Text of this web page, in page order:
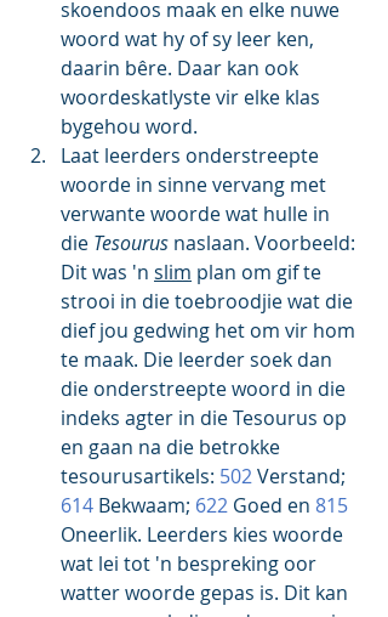
skoendoos maak en elke nuwe
woord wat hy of sy leer ken,
daarin bêre. Daar kan ook
woordeskatlyste vir elke klas
bygehou word.
Laat leerders onderstreepte
woorde in sinne vervang met
verwante woorde wat hulle in
die Tesourus naslaan. Voorbeeld:
Dit was 'n slim plan om gif te
strooi in die toebroodjie wat die
dief jou gedwing het om vir hom
te maak. Die leerder soek dan
die onderstreepte woord in die
indeks agter in die Tesourus op
en gaan na die betrokke
tesourusartikels: 502 Verstand;
614 Bekwaam; 622 Goed en 815
Oneerlik. Leerders kies woorde
wat lei tot 'n bespreking oor
watter woorde gepas is. Dit kan